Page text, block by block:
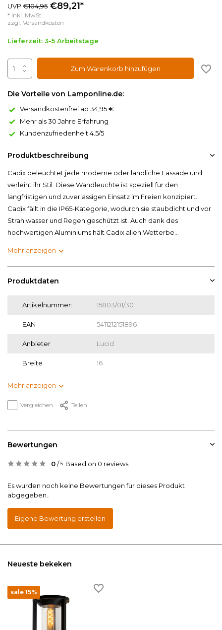
UVP €104,95 €89,21*
* Inkl. MwSt.
zzgl. Versandkosten
Lieferzeit: 3-5 Arbeitstage
Zum Warenkorb hinzufügen
Die Vorteile von Lamponline.de:
Versandkostenfrei ab 34,95 €
Mehr als 30 Jahre Erfahrung
Kundenzufriedenheit 4.5/5
Produktbeschreibung
Cadix beleuchtet jede moderne oder ländliche Fassade und
verleiht ihr Stil. Diese Wandleuchte ist speziell für den
langfristigen und zuverlässigen Einsatz im Freien konzipiert.
Cadix fällt in die IP65-Kategorie, wodurch sie staubdicht und vor
Strahlwasser und Regen geschützt ist. Auch dank des
hochwertigen Aluminiums hält Cadix allen Wetterbe...
Mehr anzeigen
Produktdaten
Artikelnummer: 15803/01/30
EAN 5411212151896
Anbieter Lucid
Breite 16
Mehr anzeigen
Vergleichen Teilen
Bewertungen
0/5 Based on 0 reviews
Es wurden noch keine Bewertungen für dieses Produkt
abgegeben..
Eigene Bewertung erstellen
Neueste bekeken
sale 15%